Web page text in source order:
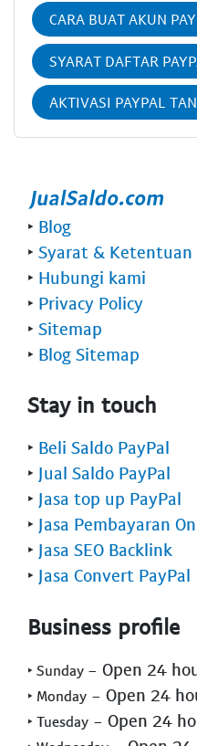
CARA BUAT AKUN
SYARAT DAFTAR
AKTIVASI PAYPAL
‣ Blog
‣ Syarat & Ketentuan
‣ Hubungi kami
‣ Privacy Policy
‣ Sitemap
‣ Blog Sitemap
Stay in touch
‣ Beli Saldo PayPal
‣ Jual Saldo PayPal
‣ Jasa top up PayPal
‣ Jasa Pembayaran
‣ Jasa SEO Backlink
‣ Jasa Convert PayPal
Business profile
‣ Sunday - Open 24
‣ Monday - Open 24
‣ Tuesday - Open 24